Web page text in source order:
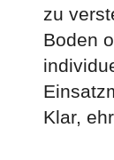
zu
Boden
Klar,